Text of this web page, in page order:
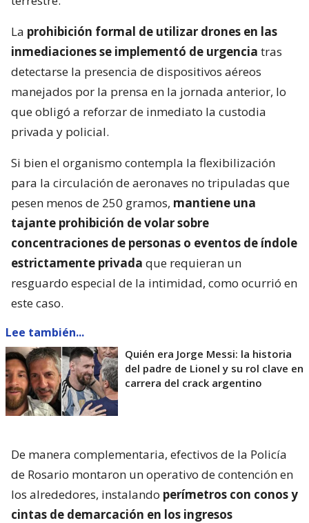
La prohibición formal de utilizar drones en las
inmediaciones se implementó de urgencia tras
detectarse la presencia de dispositivos aéreos
manejados por la prensa en la jornada anterior, lo
que obligó a reforzar de inmediato la custodia
privada y policial.
Si bien el organismo contempla la flexibilización
para la circulación de aeronaves no tripuladas que
pesen menos de 250 gramos, mantiene una
tajante prohibición de volar sobre
concentraciones de personas o eventos de índole
estrictamente privada que requieran un
resguardo especial de la intimidad, como ocurrió en
este caso.
Lee también...
Quién era Jorge Messi: la historia
del padre de Lionel y su rol clave en
carrera del crack argentino
De manera complementaria, efectivos de la Policía
de Rosario montaron un operativo de contención en
los alrededores, instalando perímetros con conos y
cintas de demarcación en los ingresos